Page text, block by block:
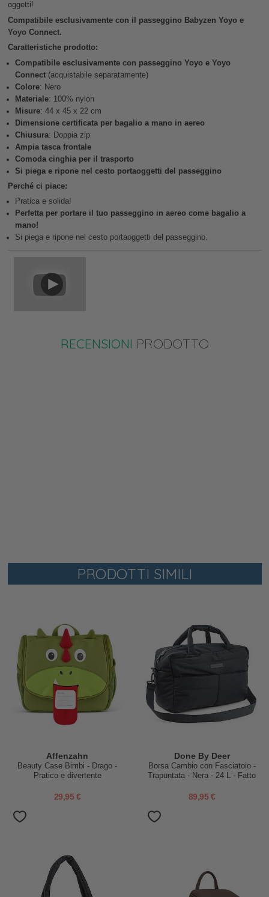
oggetti!
Compatibile esclusivamente con il passeggino Babyzen Yoyo e
Yoyo Connect.
Caratteristiche prodotto:
Compatibile esclusivamente con passeggino Yoyo e Yoyo
Connect(acquistabile separatamente)
Colore: Nero
Materiale: 100% nylon
Misure: 44 x 45 x 22 cm
Dimensione certificata per bagalio a mano in aereo
Chiusura: Doppia zip
Ampia tasca frontale
Comoda cinghia per il trasporto
Si piega e ripone nel cesto portaoggetti del passeggino
Perché ci piace:
Pratica e solida!
Perfetta per portare il tuo passeggino in aereo come bagalio a
mano!
Si piega e ripone nel cesto portaoggetti del passeggino.
RECENSIONI PRODOTTO
PRODOTTI SIMILI
Affenzahn
Beauty Case Bimbi - Drago -
Pratico e divertente
29,95 €
Done By Deer
Borsa Cambio con Fasciatoio -
Trapuntata - Nera - 24 L - Fatto
Riciclata
89,95 €